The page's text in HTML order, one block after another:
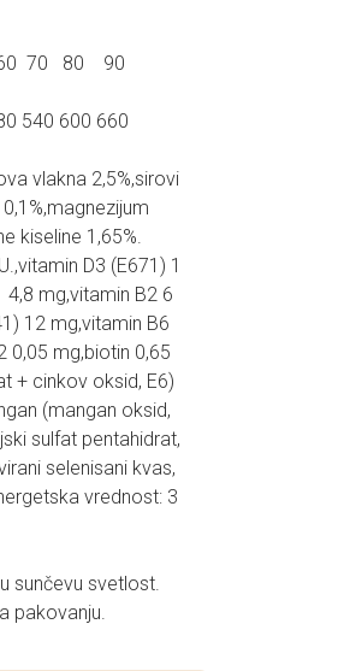
70 80 90
540 600 660
vlakna 2,5%,sirovi
kiseline 1,65%.
D3 (E671) 1
mg,vitamin B2 6
12 mg,vitamin B6
0,05 mg,biotin 0,65
+ cinkov oksid, E6)
(mangan oksid,
sulfat pentahidrat,
selenisani kvas,
vrednost: 3
sunčevu svetlost.
pakovanju.